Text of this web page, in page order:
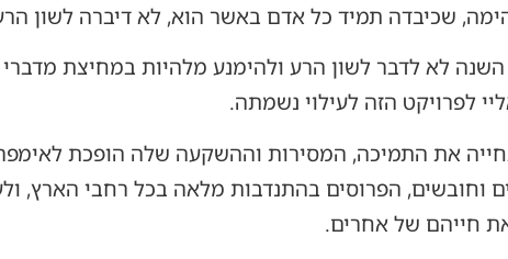
שכיבדה תמיד כל אדם באשר הוא, לא דיברה לשון
לא לדבר לשון הרע ולהימנע מלהיות במחיצת מדברי
לפרויקט הזה לעילוי נשמתה.
את התמיכה, המסירות וההשקעה שלה הופכת
וחובשים, הפרוסים בהתנדבות מלאה בכל רחבי
חייהם של אחרים.